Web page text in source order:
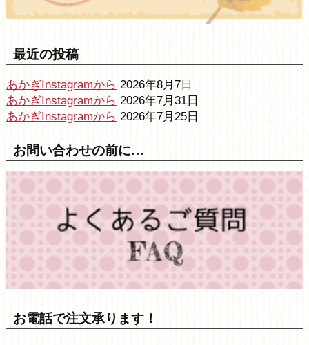
最近の投稿
あかぎInstagramから 2026年8月7日
あかぎInstagramから 2026年7月31日
あかぎInstagramから 2026年7月25日
お問い合わせの前に…
お電話で注文承ります！